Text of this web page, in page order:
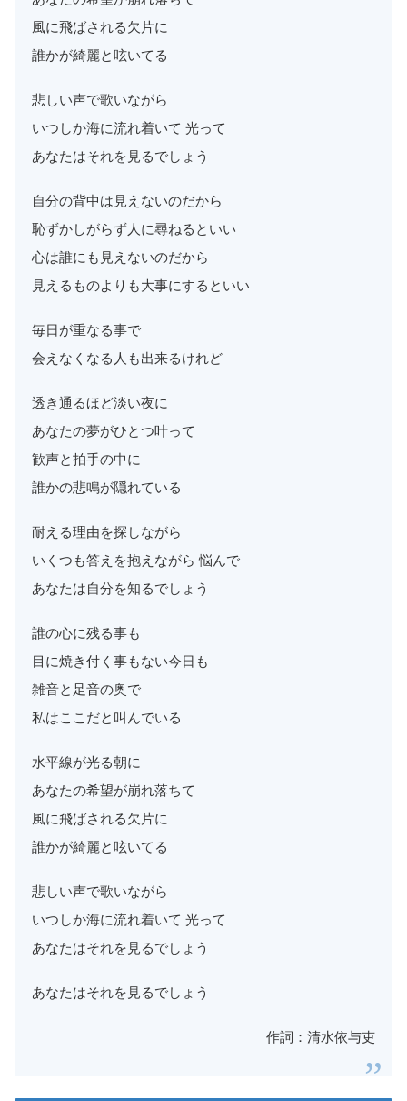
風に飛ばされる欠片に
誰かが綺麗と呟いてる
悲しい声で歌いながら
いつしか海に流れ着いて 光って
あなたはそれを見るでしょう
自分の背中は見えないのだから
恥ずかしがらず人に尋ねるといい
心は誰にも見えないのだから
見えるものよりも大事にするといい
毎日が重なる事で
会えなくなる人も出来るけれど
透き通るほど淡い夜に
あなたの夢がひとつ叶って
歓声と拍手の中に
誰かの悲鳴が隠れている
耐える理由を探しながら
いくつも答えを抱えながら 悩んで
あなたは自分を知るでしょう
誰の心に残る事も
目に焼き付く事もない今日も
雑音と足音の奥で
私はここだと叫んでいる
水平線が光る朝に
あなたの希望が崩れ落ちて
風に飛ばされる欠片に
誰かが綺麗と呟いてる
悲しい声で歌いながら
いつしか海に流れ着いて 光って
あなたはそれを見るでしょう
あなたはそれを見るでしょう
作詞：清水依与吏